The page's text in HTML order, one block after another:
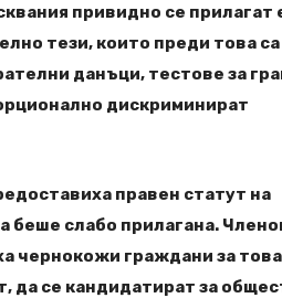
привидно се прилагат
тези, които преди това
данъци, тестове за
дискриминират
правен статут на
беше слабо прилагана.
чернокожи граждани за
да се кандидатират за